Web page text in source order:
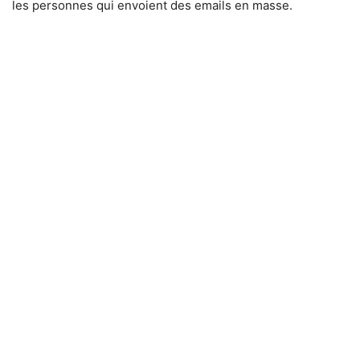
les personnes qui envoient des emails en masse.